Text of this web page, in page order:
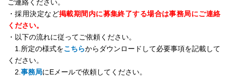
ご連絡ください。
・採用決定など掲載期間内に募集終了する場合は事務局にご連絡
ください。
・以下の流れに従ってご依頼ください。
1.所定の様式をこちらからダウンロードして必要事項を記載して
ください。
2. 事務局にEメールで依頼してください。